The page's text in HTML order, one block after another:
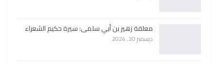
معلقة زهير بن أبي سلمى: سيرة حكيم الشعراء
ديسمبر 20, 2024